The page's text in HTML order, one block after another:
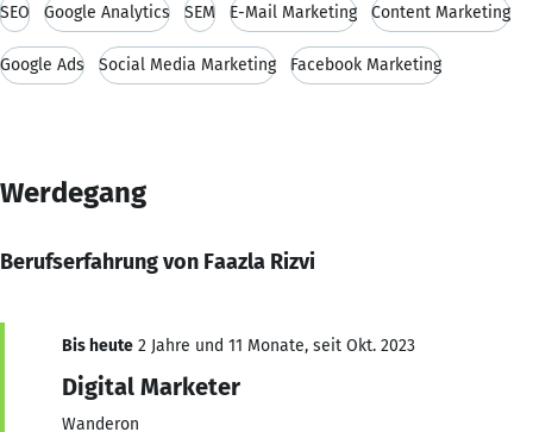
SEO Google Analytics SEM E-Mail Marketing Content Marketing
Google Ads Social Media Marketing Facebook Marketing
Werdegang
Berufserfahrung von Faazla Rizvi
Bis heute 2 Jahre und 11 Monate, seit Okt. 2023
Digital Marketer
Wanderon